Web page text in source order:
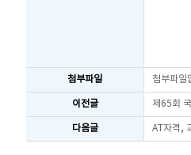
첨부파일 첨부파일
이전글 제65회
다음글 AT자격,